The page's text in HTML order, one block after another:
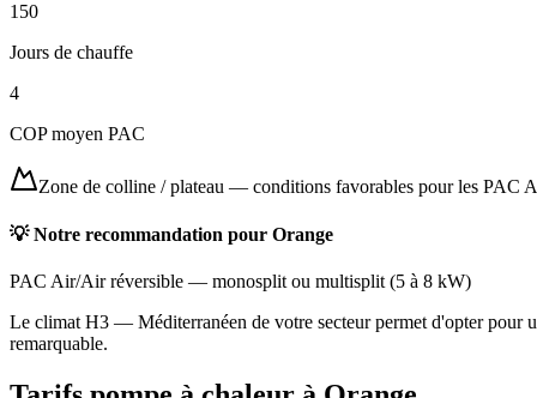
150
Jours de chauffe
4
COP moyen PAC
Zone de colline / plateau — conditions favorables pour les PAC
💡 Notre recommandation pour Orange
PAC Air/Air réversible — monosplit ou multisplit (5 à 8 kW)
Le climat H3 — Méditerranéen de votre secteur permet d'opter pour
remarquable.